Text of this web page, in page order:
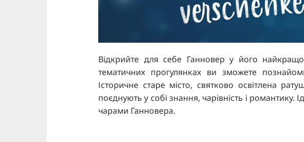
KO
Відкрийте для себе Ганновер у його
тематичних прогулянках ви зможете
Історичне старе місто, святково освітлена
поєднують у собі знання, чарівність і романтику.
чарами Ганновера.